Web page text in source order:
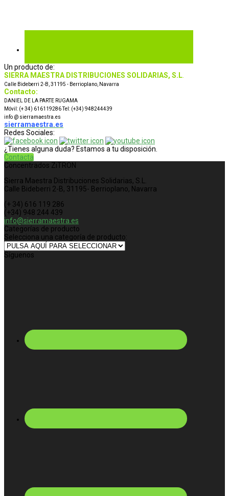
Un producto de:
SIERRA MAESTRA DISTRIBUCIONES SOLIDARIAS, S.L
Calle Bideberri 2-B, 31195 - Berrioplano, Navarra
Contacto:
DANIEL DE LA PARTE RUGAMA
Móvil: (+ 34) 616119286 Tel: (+34) 948244439
info @ sierramaestra.es
sierramaestra.es
Redes Sociales:
¿Tienes alguna duda? Estamos a tu disposición.
Contacta
Concentrados ZiTRON
Sierra Maestra Distribuciones Solidarias, S.L.
Calle Bideberri 2-B, 31195- Berrioplano, Navarra
(+ 34) 616 119 286
(+34) 948 244 439
info@sierramaestra.es
Categorías de producto
Selecciona una categoría de producto:
Síguenos